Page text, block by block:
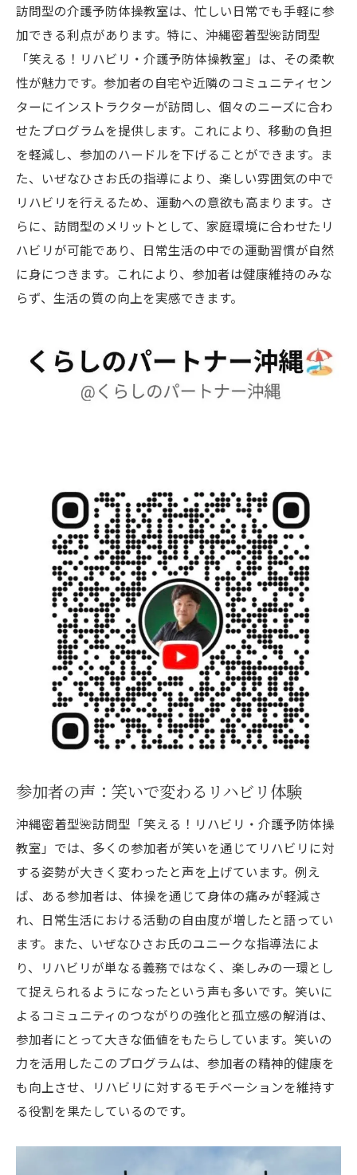
訪問型の介護予防体操教室は、忙しい日常でも手軽に参
加できる利点があります。特に、沖縄密着型🌺訪問型
「笑える！リハビリ・介護予防体操教室」は、その柔軟
性が魅力です。参加者の自宅や近隣のコミュニティセン
ターにインストラクターが訪問し、個々のニーズに合わ
せたプログラムを提供します。これにより、移動の負担
を軽減し、参加のハードルを下げることができます。ま
た、いぜなひさお氏の指導により、楽しい雰囲気の中で
リハビリを行えるため、運動への意欲も高まります。さ
らに、訪問型のメリットとして、家庭環境に合わせたリ
ハビリが可能であり、日常生活の中での運動習慣が自然
に身につきます。これにより、参加者は健康維持のみな
らず、生活の質の向上を実感できます。
参加者の声：笑いで変わるリハビリ体験
沖縄密着型🌺訪問型「笑える！リハビリ・介護予防体操
教室」では、多くの参加者が笑いを通じてリハビリに対
する姿勢が大きく変わったと声を上げています。例え
ば、ある参加者は、体操を通じて身体の痛みが軽減さ
れ、日常生活における活動の自由度が増したと語ってい
ます。また、いぜなひさお氏のユニークな指導法によ
り、リハビリが単なる義務ではなく、楽しみの一環とし
て捉えられるようになったという声も多いです。笑いに
よるコミュニティのつながりの強化と孤立感の解消は、
参加者にとって大きな価値をもたらしています。笑いの
力を活用したこのプログラムは、参加者の精神的健康を
も向上させ、リハビリに対するモチベーションを維持す
る役割を果たしているのです。